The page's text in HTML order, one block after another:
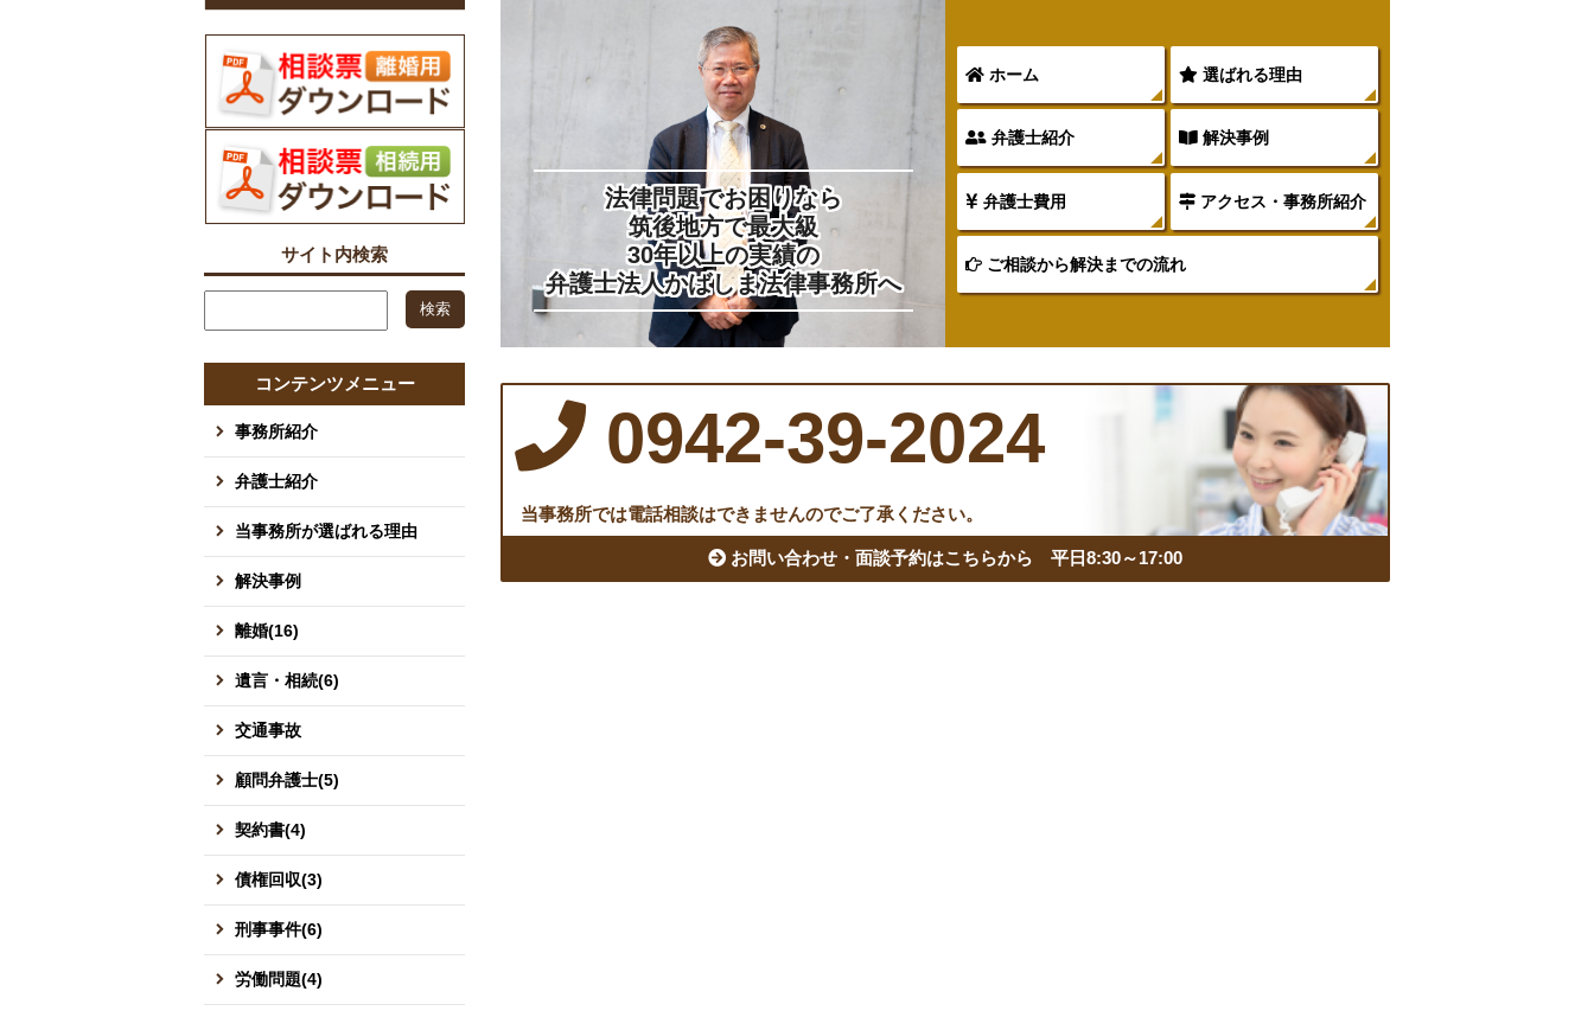
法律問題でお困りなら
筑後地方で最大級
30年以上の実績の
弁護士法人かばしま法律事務所へ
ホーム 選ばれる理由
弁護士紹介 解決事例
弁護士費用 アクセス・事務所紹介
ご相談から解決までの流れ
0942-39-2024
当事務所では電話相談はできませんのでご了承ください。
お問い合わせ・面談予約はこちらから 平日8:30～17:00
サイト内検索
コンテンツメニュー
事務所紹介
弁護士紹介
当事務所が選ばれる理由
解決事例
離婚(16)
遺言・相続(6)
交通事故
顧問弁護士(5)
契約書(4)
債権回収(3)
刑事事件(6)
労働問題(4)